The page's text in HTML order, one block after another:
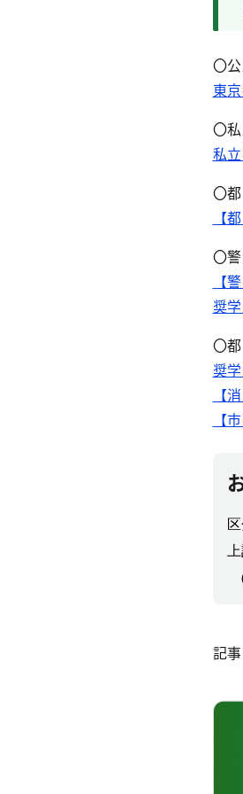
〇
東
〇
私
〇
【
〇
【
奨
〇
奨
【
【
記